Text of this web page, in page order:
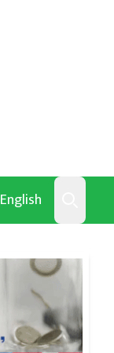
English
Search